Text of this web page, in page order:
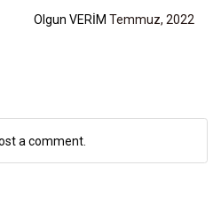
Olgun VERİM Temmuz, 2022
a comment.